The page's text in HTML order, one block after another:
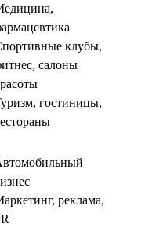
клубы,
салоны
гостиницы,
реклама,